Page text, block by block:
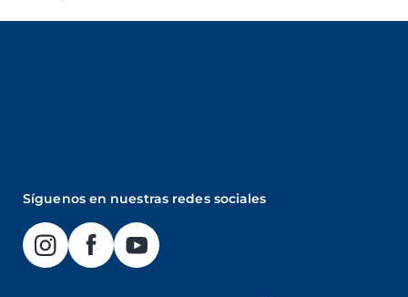
Síguenos en nuestras redes sociales